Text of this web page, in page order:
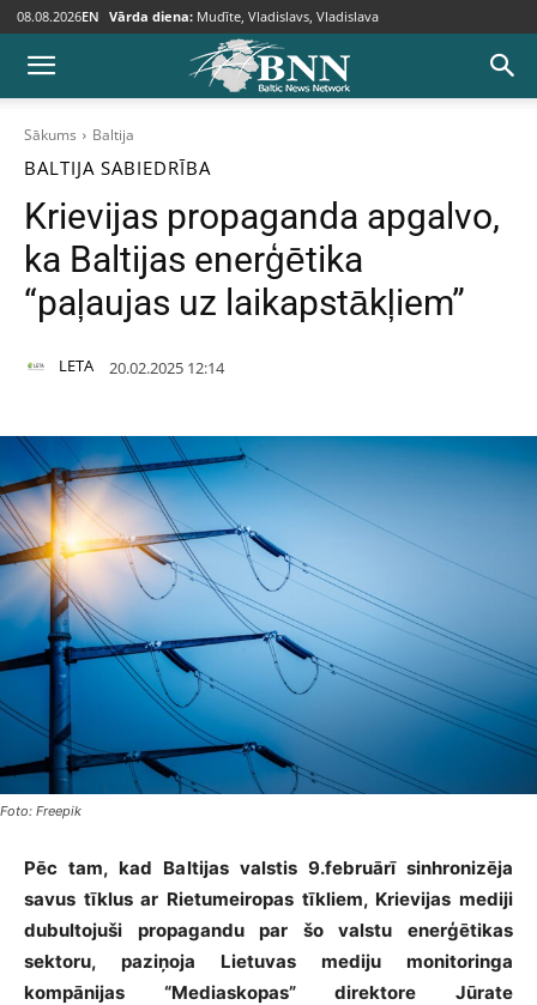
08.08.2026EN Vārda diena: Mudīte, Vladislavs, Vladislava
Sākums Baltija
BALTIJA SABIEDRĪBA
Krievijas propaganda apgalvo,
ka Baltijas enerģētika
“paļaujas uz laikapstākļiem”
LETA 20.02.2025 12:14
Foto: Freepik
Pēc tam, kad Baltijas valstis 9.februārī sinhronizēja
savus tīklus ar Rietumeiropas tīkliem, Krievijas mediji
dubultojuši propagandu par šo valstu enerģētikas
sektoru, paziņoja Lietuvas mediju monitoringa
kompānijas “Mediaskopas” direktore Jūrate